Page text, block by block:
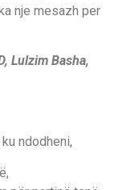
nje mesazh per
Lulzim Basha,
ndodheni,